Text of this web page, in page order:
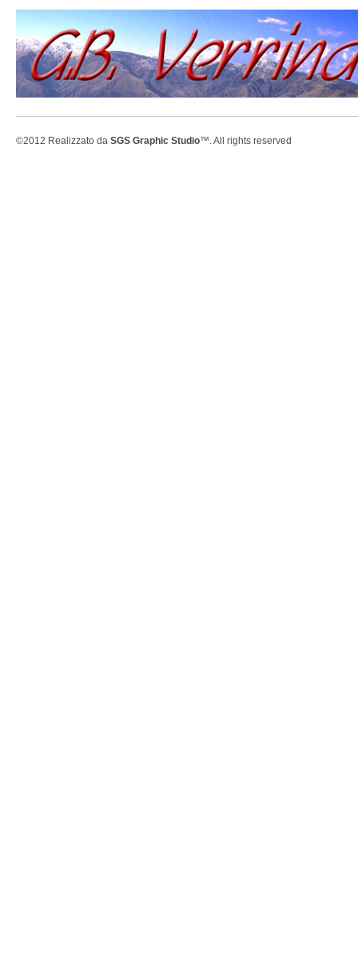
©2012 Realizzato da SGS Graphic Studio™. All rights reserved